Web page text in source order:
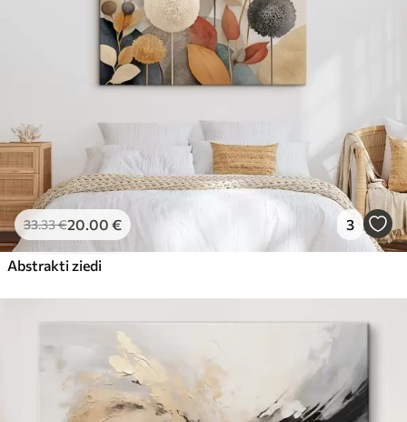
33.33€20.00 € 3
Abstrakti ziedi